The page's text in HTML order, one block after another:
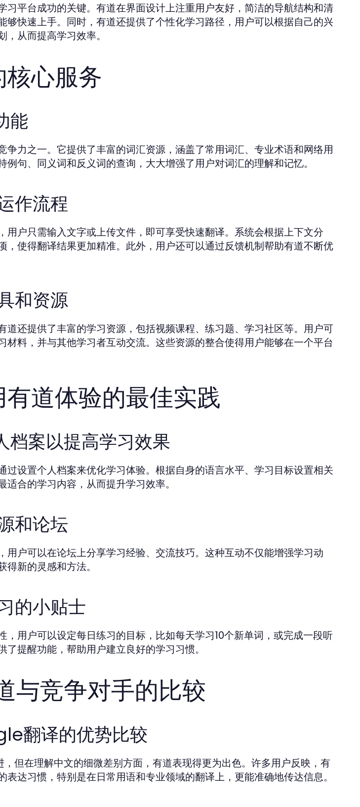
习平台成功的关键。有道在界面设计上注重用户友好，简洁的导航结构和清
够快速上手。同时，有道还提供了个性化学习路径，用户可以根据自己的兴
从而提高学习效率。
心服务
能
争力之一。它提供了丰富的词汇资源，涵盖了常用词汇、专业术语和网络用
例句、同义词和反义词的查询，大大增强了用户对词汇的理解和记忆。
作流程
用户只需输入文字或上传文件，即可享受快速翻译。系统会根据上下文分
，使得翻译结果更加精准。此外，用户还可以通过反馈机制帮助有道不断优
和资源
道还提供了丰富的学习资源，包括视频课程、练习题、学习社区等。用户可
材料，并与其他学习者互动交流。这些资源的整合使得用户能够在一个平台
道体验的最佳实践
档案以提高学习效果
过设置个人档案来优化学习体验。根据自身的语言水平、学习目标设置相关
合的学习内容，从而提升学习效率。
和论坛
用户可以在论坛上分享学习经验、交流技巧。这种互动不仅能增强学习动
新的灵感和方法。
的小贴士
，用户可以设定每日练习的目标，比如每天学习10个新单词，或完成一段听
了提醒功能，帮助用户建立良好的学习习惯。
与竞争对手的比较
翻译的优势比较
但在理解中文的细微差别方面，有道表现得更为出色。许多用户反映，有
表达习惯，特别是在日常用语和专业领域的翻译上，更能准确地传达信息。